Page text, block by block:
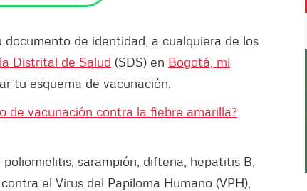
de identidad, a cualquiera de los
Distrital de Salud (SDS) en Bogotá, mi
tu esquema de vacunación.
de vacunación contra la fiebre amarilla?
sarampión, difteria, hepatitis B,
el Virus del Papiloma Humano (VPH),